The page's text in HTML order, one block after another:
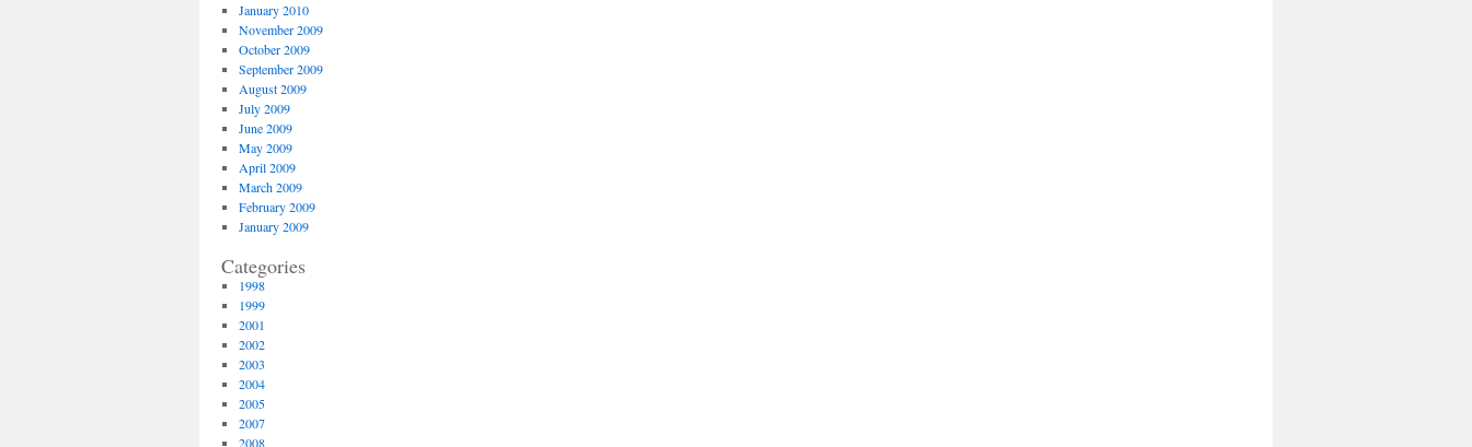
January 2010
November 2009
October 2009
September 2009
August 2009
July 2009
June 2009
May 2009
April 2009
March 2009
February 2009
January 2009
Categories
1998
1999
2001
2002
2003
2004
2005
2007
2008